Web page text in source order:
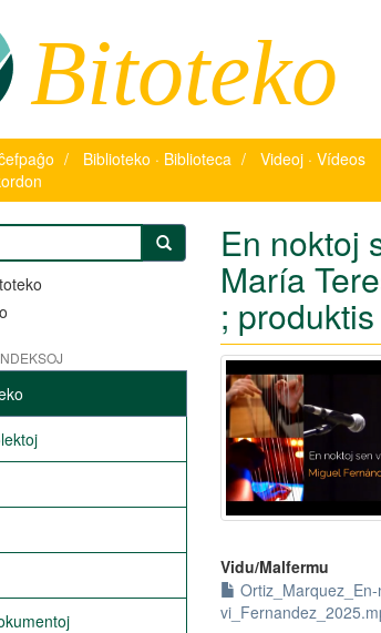
Bitoteko
Biblioteko · Biblioteca
Videoj · Vídeos
En noktoj
María
;
Vidu/Malfermu